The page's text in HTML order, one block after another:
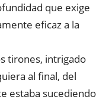
que exige
eficaz a la
tirones, intrigado
al final, del
estaba sucediendo